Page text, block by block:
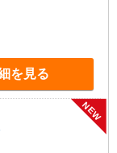
を見る
NEW